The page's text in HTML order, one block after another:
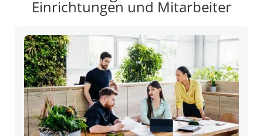
Einrichtungen und Mitarbeiter